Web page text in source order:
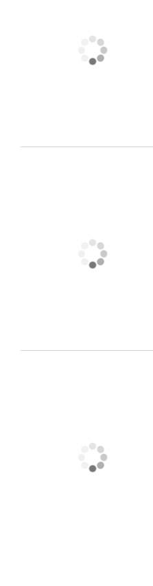
・クリアーパー
リアー」も付属
・足の爪は各指
・5mm穴を装備
ース・ネオ（別
でディスプレイ
・ゴジュラスキ
ールが付属し、
【メッキパーツ
ながら丁寧に組